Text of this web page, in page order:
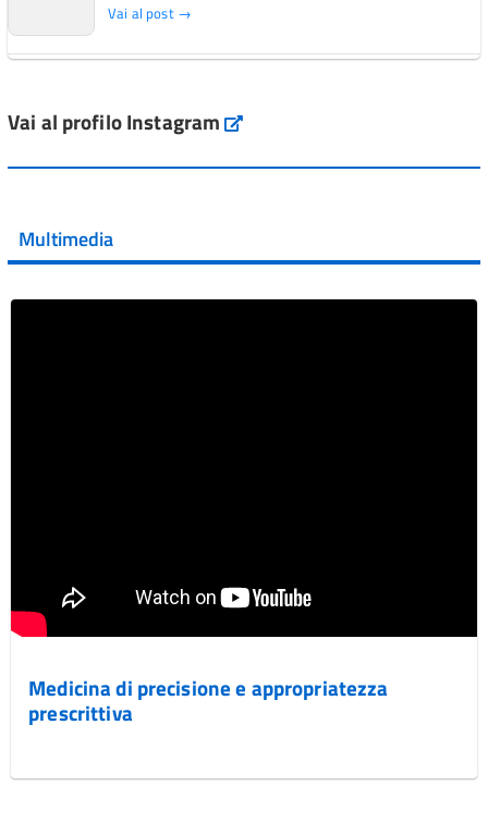
Vai al post →
Vai al post →
Vai al post →
Vai al profilo Instagram Instagram
Multimedia
Medicina di precisione e appropriatezza
prescrittiva